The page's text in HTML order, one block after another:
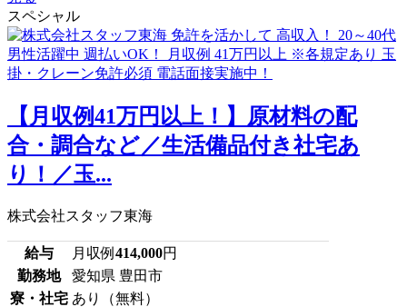
スペシャル
【月収例41万円以上！】原材料の配
合・調合など／生活備品付き社宅あ
り！／玉...
株式会社スタッフ東海
給与 月収例 414,000円
勤務地
愛知県 豊田市
寮・社宅 あり（無料）